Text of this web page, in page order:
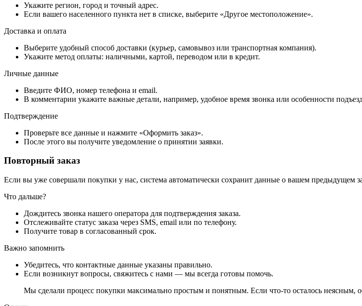
Укажите регион, город и точный адрес.
Если вашего населенного пункта нет в списке, выберите «Другое местоположение».
Доставка и оплата
Выберите удобный способ доставки (курьер, самовывоз или транспортная компания).
Укажите метод оплаты: наличными, картой, переводом или в кредит.
Личные данные
Введите ФИО, номер телефона и email.
В комментарии укажите важные детали, например, удобное время звонка или особенности
Подтверждение
Проверьте все данные и нажмите «Оформить заказ».
После этого вы получите уведомление о принятии заявки.
Повторный заказ
Если вы уже совершали покупки у нас, система автоматически сохранит данные о вашем предыдущем
Что дальше?
Дождитесь звонка нашего оператора для подтверждения заказа.
Отслеживайте статус заказа через SMS, email или по телефону.
Получите товар в согласованный срок.
Важно запомнить
Убедитесь, что контактные данные указаны правильно.
Если возникнут вопросы, свяжитесь с нами — мы всегда готовы помочь.
Мы сделали процесс покупки максимально простым и понятным. Если что-то осталось неясным,